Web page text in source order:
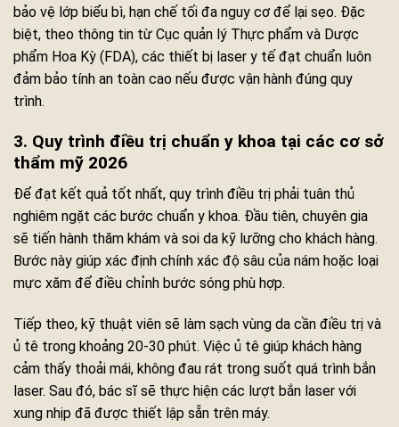
bảo vệ lớp biểu bì, hạn chế tối đa nguy cơ để lại sẹo. Đặc
biệt, theo thông tin từ Cục quản lý Thực phẩm và Dược
phẩm Hoa Kỳ (FDA), các thiết bị laser y tế đạt chuẩn luôn
đảm bảo tính an toàn cao nếu được vận hành đúng quy
trình.
3. Quy trình điều trị chuẩn y khoa tại các cơ sở
thẩm mỹ 2026
Để đạt kết quả tốt nhất, quy trình điều trị phải tuân thủ
nghiêm ngặt các bước chuẩn y khoa. Đầu tiên, chuyên gia
sẽ tiến hành thăm khám và soi da kỹ lưỡng cho khách hàng.
Bước này giúp xác định chính xác độ sâu của nám hoặc loại
mực xăm để điều chỉnh bước sóng phù hợp.
Tiếp theo, kỹ thuật viên sẽ làm sạch vùng da cần điều trị và
ủ tê trong khoảng 20-30 phút. Việc ủ tê giúp khách hàng
cảm thấy thoải mái, không đau rát trong suốt quá trình bắn
laser. Sau đó, bác sĩ sẽ thực hiện các lượt bắn laser với
xung nhịp đã được thiết lập sẵn trên máy.